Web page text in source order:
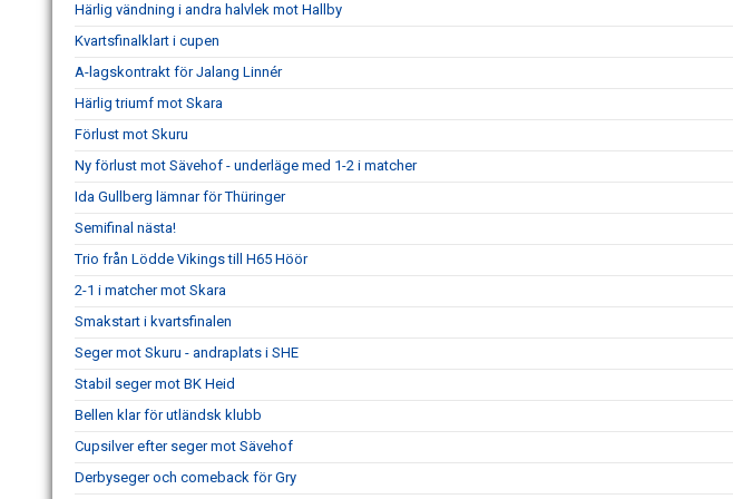
Härlig vändning i andra halvlek mot Hallby
Kvartsfinalklart i cupen
A-lagskontrakt för Jalang Linnér
Härlig triumf mot Skara
Förlust mot Skuru
Ny förlust mot Sävehof - underläge med 1-2 i matcher
Ida Gullberg lämnar för Thüringer
Semifinal nästa!
Trio från Lödde Vikings till H65 Höör
2-1 i matcher mot Skara
Smakstart i kvartsfinalen
Seger mot Skuru - andraplats i SHE
Stabil seger mot BK Heid
Bellen klar för utländsk klubb
Cupsilver efter seger mot Sävehof
Derbyseger och comeback för Gry